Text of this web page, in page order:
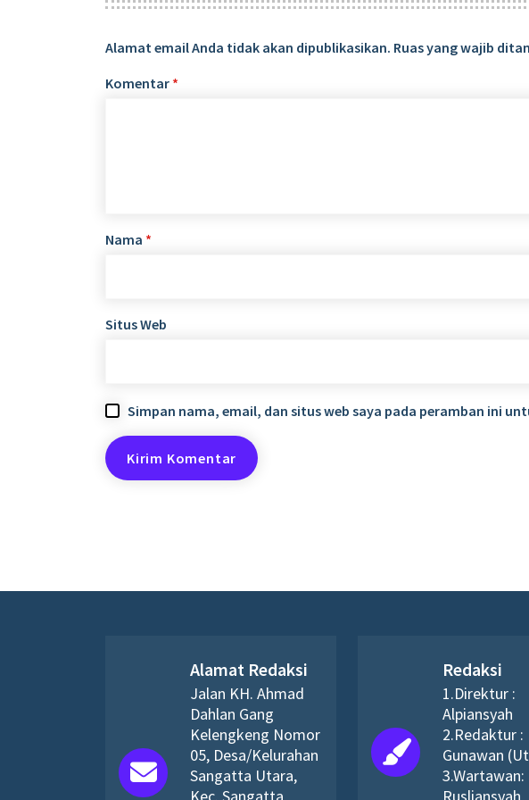
Alamat email Anda tidak akan dipublikasikan. Ruas yang wajib
Komentar *
Nama *
Situs Web
Simpan nama, email, dan situs web saya pada peramban ini
Alamat Redaksi
Jalan KH. Ahmad
Dahlan Gang
Kelengkeng Nomor
05, Desa/Kelurahan
Sangatta Utara,
Kec. Sangatta
Redaksi
1.Direktur :
Alpiansyah
2.Redaktur :
Gunawan
3.Wartawan:
Rusliansyah